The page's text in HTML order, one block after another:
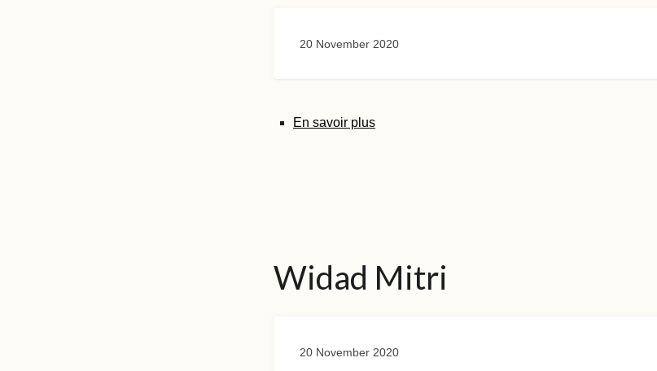
20 November 2020
En savoir plus
Widad Mitri
20 November 2020